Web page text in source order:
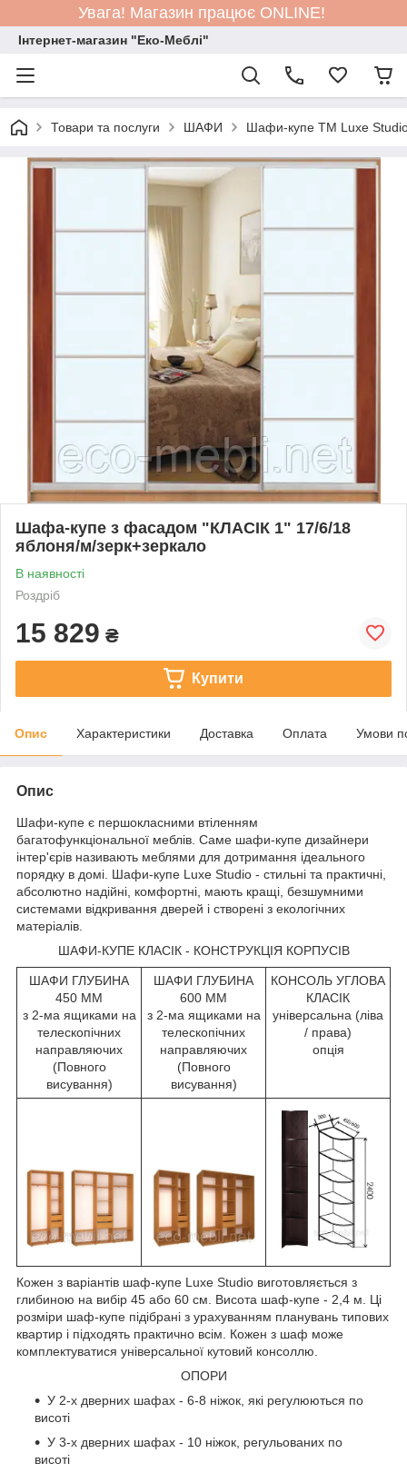
Увага! Магазин працює ONLINE!
Інтернет-магазин "Еко-Меблі"
Товари та послуги ШАФИ Шафи-купе TM Luxe
Шафа-купе з фасадом "КЛАСІК 1" 17/6/18
яблоня/м/зерк+зеркало
В наявності
Роздріб
15 829 ₴
Купити
Опис Характеристики Доставка Оплата Умови
Опис
Шафи-купе є першокласними втіленням
багатофункціональної меблів. Саме шафи-купе дизайнери
інтер'єрів називають меблями для дотримання ідеального
порядку в домі. Шафи-купе Luxe Studio - стильні та практичні,
абсолютно надійні, комфортні, мають кращі, безшумними
системами відкривання дверей і створені з екологічних
матеріалів.
ШАФИ-КУПЕ КЛАСІК - КОНСТРУКЦІЯ КОРПУСІВ
ШАФИ ГЛУБИНА
450 ММ
з 2-ма ящиками на
телескопічних
направляючих
(Повного
висування)
ШАФИ ГЛУБИНА
600 ММ
з 2-ма ящиками на
телескопічних
направляючих
(Повного
висування)
КОНСОЛЬ УГЛОВА
КЛАСІК
універсальна (ліва
/ права)
опція
Кожен з варіантів шаф-купе Luxe Studio виготовляється з
глибиною на вибір 45 або 60 см. Висота шаф-купе - 2,4 м. Ці
розміри шаф-купе підібрані з урахуванням планувань типових
квартир і підходять практично всім. Кожен з шаф може
комплектуватися універсальної кутовий консоллю.
ОПОРИ
У 2-х дверних шафах - 6-8 ніжок, які регулюються по
висоті
У 3-х дверних шафах - 10 ніжок, регульованих по
висоті